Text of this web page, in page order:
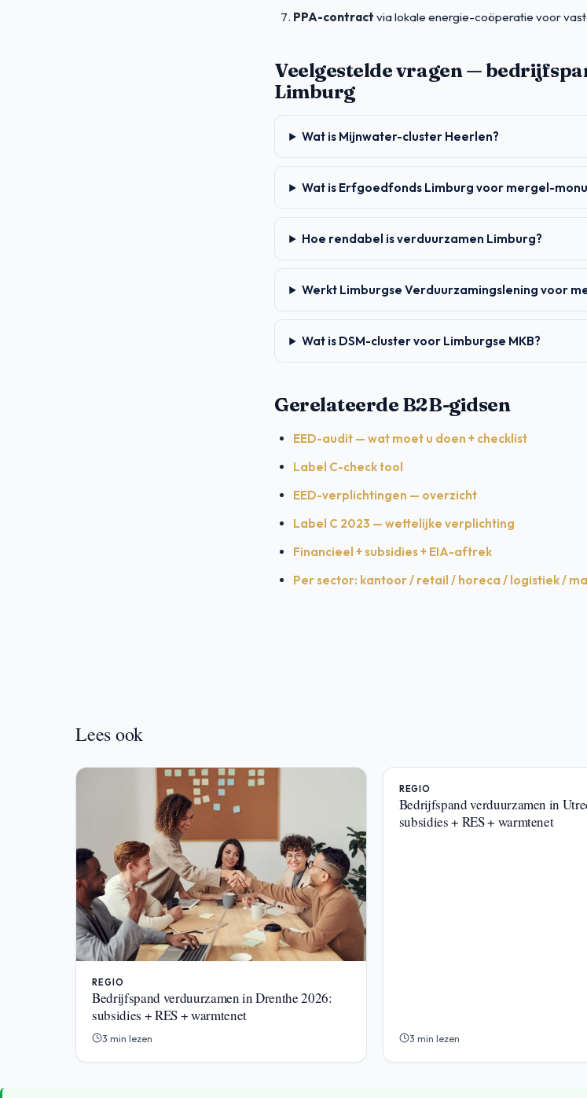
PPA-contract via lokale energie-coöperatie voor
Veelgestelde vragen —
Limburg
Wat is Mijnwater-cluster Heerlen?
Wat is Erfgoedfonds Limburg voor mergel-
Hoe rendabel is verduurzamen Limburg?
Werkt Limburgse Verduurzamingslening voor
Wat is DSM-cluster voor Limburgse MKB?
Gerelateerde B2B-gidsen
EED-audit — wat moet u doen + checklist
Label C-check tool
EED-verplichtingen — overzicht
Label C 2023 — wettelijke verplichting
Financieel + subsidies + EIA-aftrek
Per sector: kantoor / retail / horeca / logistiek /
Lees ook
REGIO
Bedrijfspand verduurzamen in Drenthe 2026:
subsidies + RES + warmtenet
3 min lezen
REGIO
Bedrijfspand verduurzamen in
subsidies + RES + warmtenet
3 min lezen